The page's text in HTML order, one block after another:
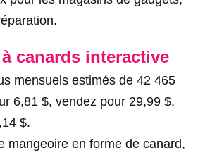
canards interactive
mensuels estimés de 42 465
6,81 $, vendez pour 29,99 $,
$.
mangeoire en forme de canard,